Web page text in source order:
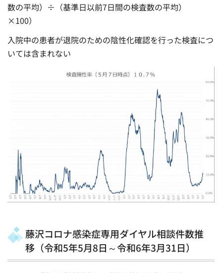
数の平均）÷（基準日以前7日間の検査数の平均）
×100）
入院中の患者が退院のための陰性化確認を行った検査につ
いては含まれない
藤沢コロナ感染症専用ダイヤル相談件数推
移（令和5年5月8日～令和6年3月31日）